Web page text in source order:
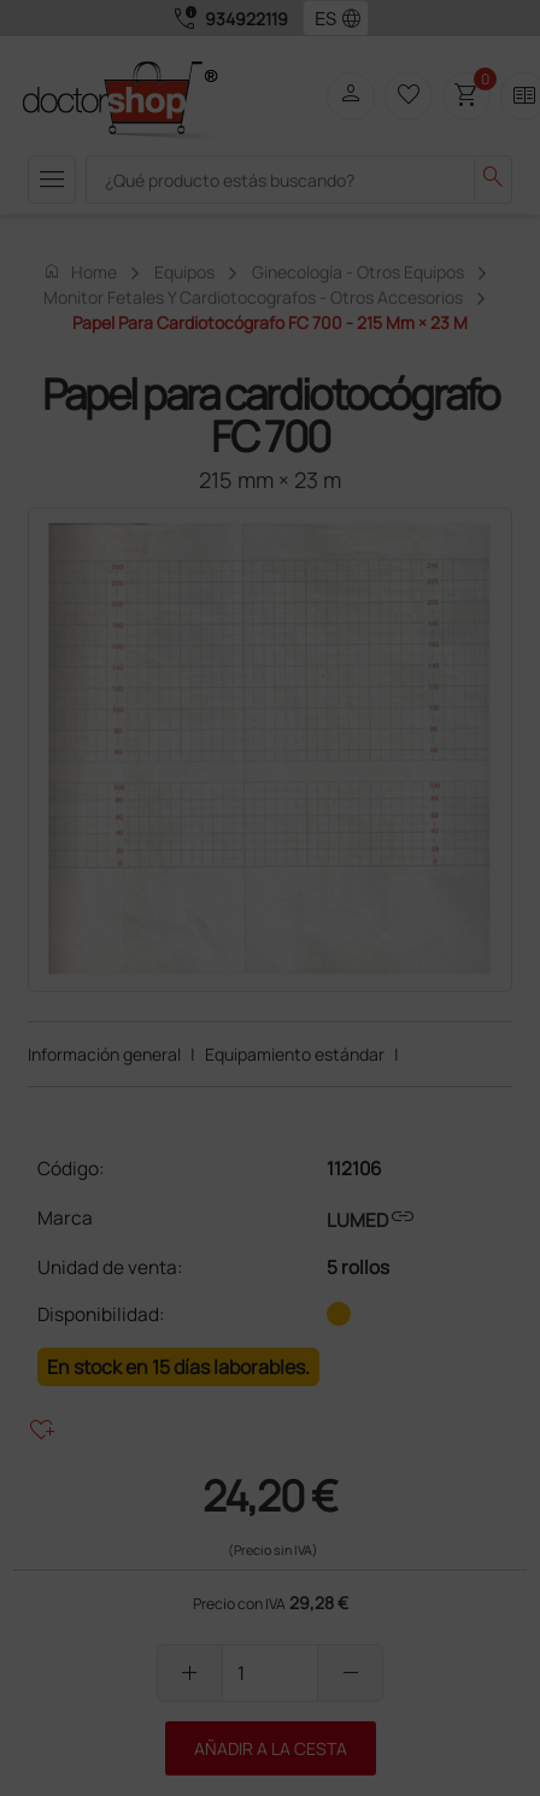
call_quality 934922119 language
menu search
person favorite_border shopping_cart0 two_pager
home Home Equipos
Ginecología - Otros Equipos
Monitor Fetales Y Cardiotocografos - Otros Accesorios
Papel Para Cardiotocógrafo FC 700 - 215 Mm × 23 M
Papel para cardiotocógrafo
FC 700
215 mm × 23 m
Información general | Equipamiento estándar |
Código:
112106
Marca
LUMEDlink
Unidad de venta:
5 rollos
Disponibilidad:
En stock en 15 días laborables.
heart_plus
24,20 €
(Precio sin IVA)
Precio con IVA 29,28 €
add remove
AÑADIR A LA CESTA